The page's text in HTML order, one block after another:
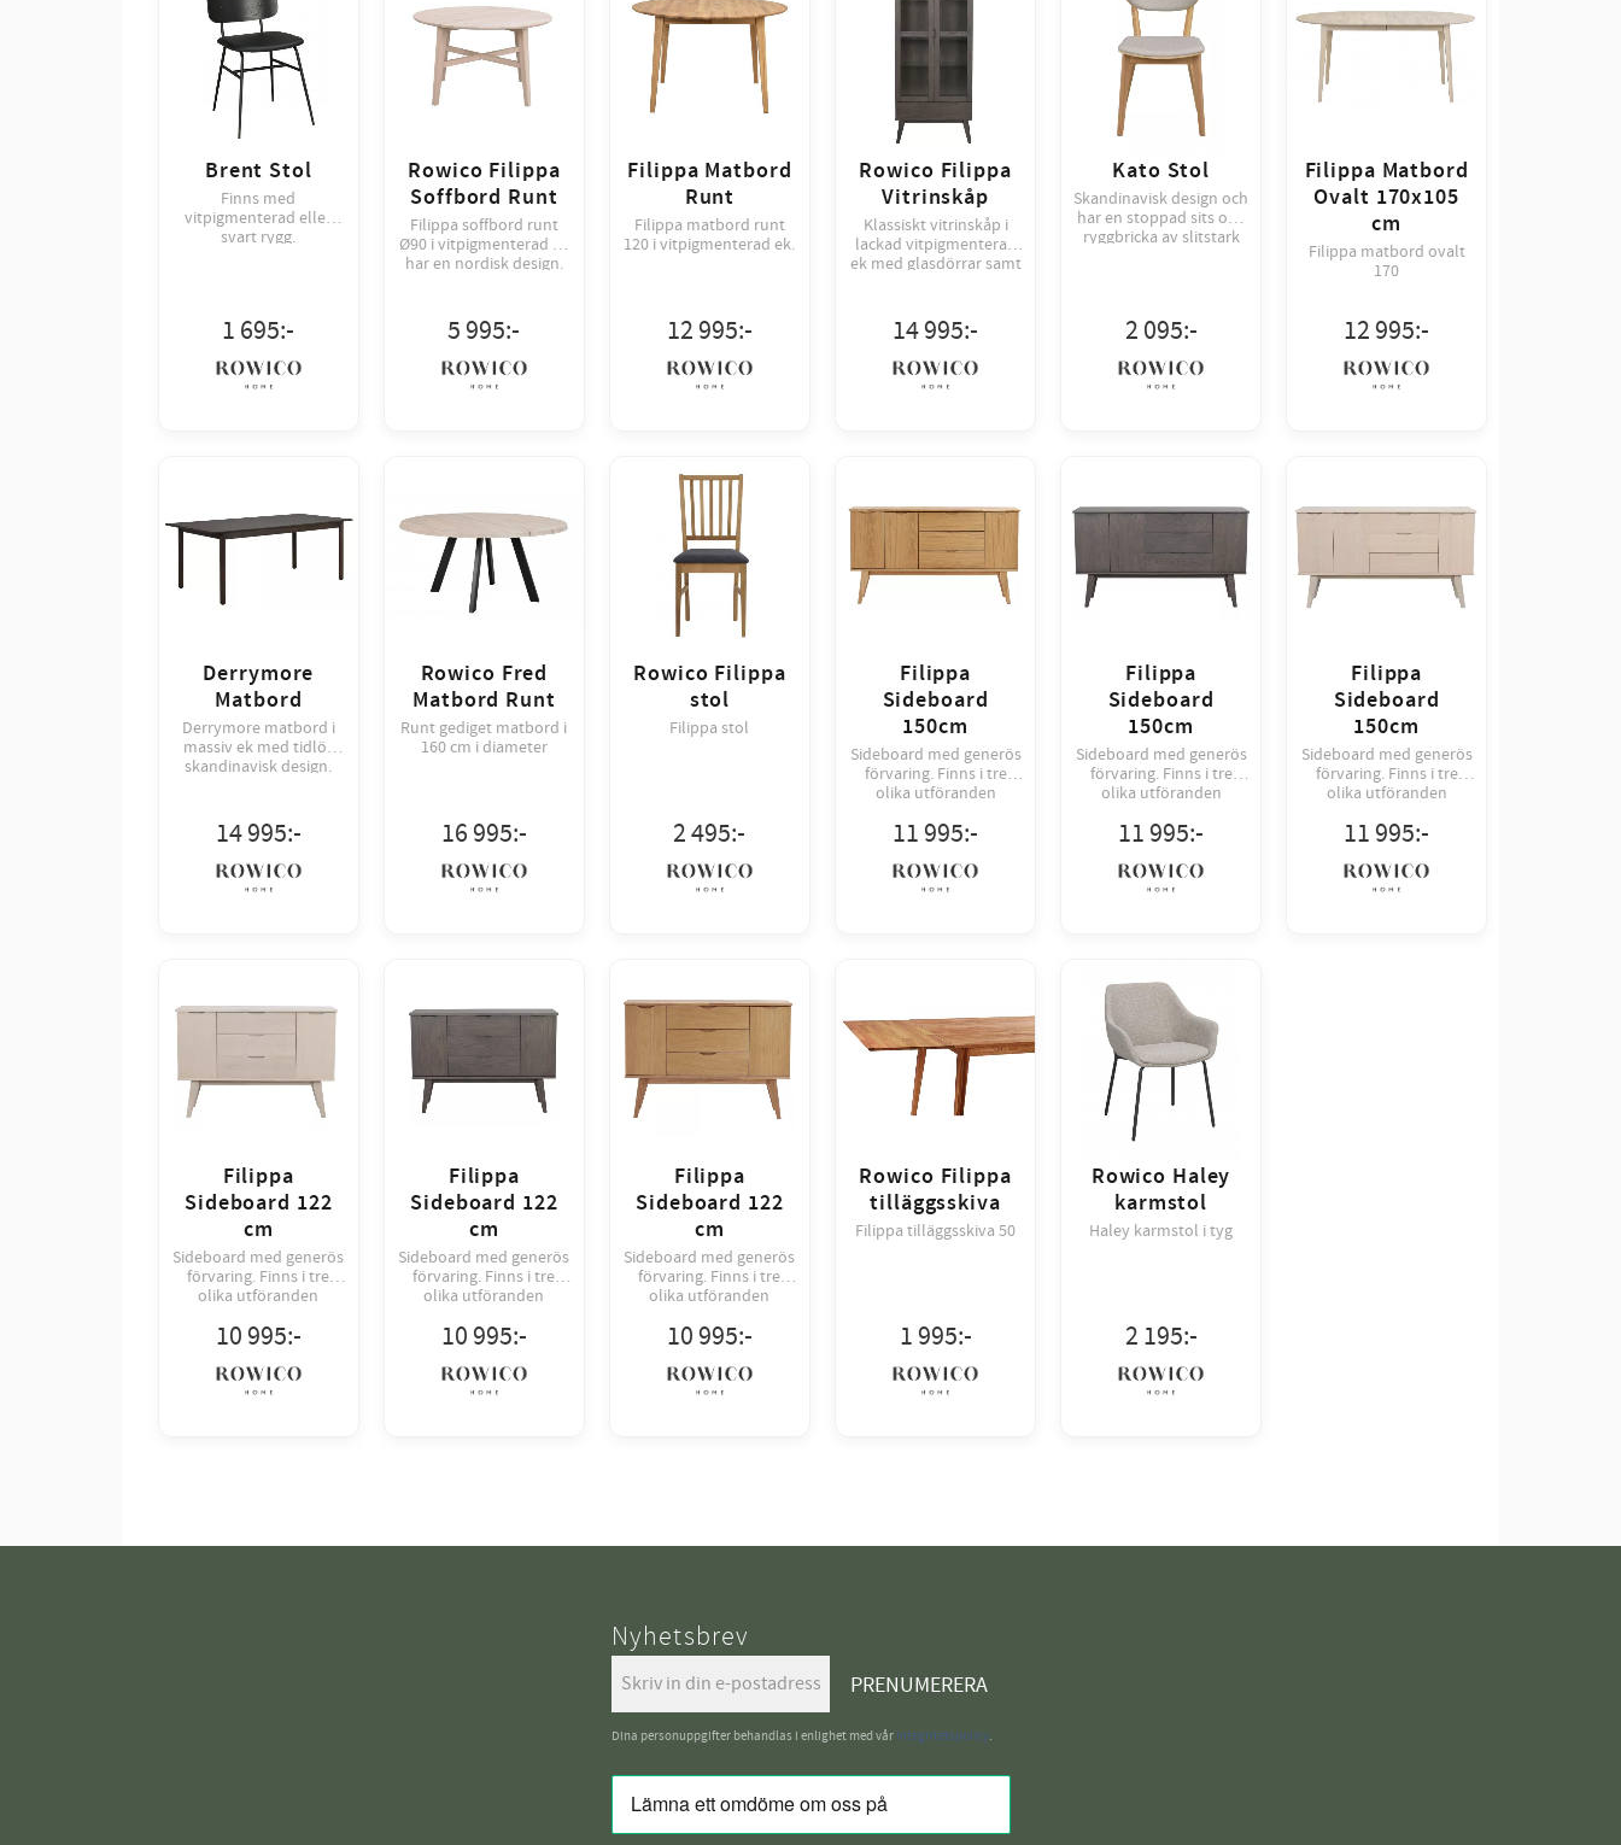
Brent Stol
Finns med
vitpigmenterad eller
svart rygg.
1 695:-
Rowico Filippa
Soffbord Runt
Filippa soffbord runt
Ø90 i vitpigmenterad ek
har en nordisk design.
5 995:-
Filippa Matbord
Runt
Filippa matbord runt
120 i vitpigmenterad ek.
12 995:-
Rowico Filippa
Vitrinskåp
Klassiskt vitrinskåp i
lackad vitpigmenterad
ek med glasdörrar samt
14 995:-
Kato Stol
Skandinavisk design och
har en stoppad sits och
ryggbricka av slitstark
2 095:-
Filippa Matbord
Ovalt 170x105
cm
Filippa matbord ovalt
170
12 995:-
Derrymore
Matbord
Derrymore matbord i
massiv ek med tidlös
skandinavisk design.
förlängas vid behov.
14 995:-
Rowico Fred
Matbord Runt
Runt gediget matbord i
160 cm i diameter
16 995:-
Rowico Filippa
stol
Filippa stol
2 495:-
Filippa
Sideboard
150cm
Sideboard med generös
förvaring. Finns i tre
olika utföranden
11 995:-
Filippa
Sideboard
150cm
Sideboard med generös
förvaring. Finns i tre
olika utföranden
11 995:-
Filippa
Sideboard
150cm
Sideboard med generös
förvaring. Finns i tre
olika utföranden
11 995:-
Filippa
Sideboard 122
cm
Sideboard med generös
förvaring. Finns i tre
olika utföranden
10 995:-
Filippa
Sideboard 122
cm
Sideboard med generös
förvaring. Finns i tre
olika utföranden
10 995:-
Filippa
Sideboard 122
cm
Sideboard med generös
förvaring. Finns i tre
olika utföranden
10 995:-
Rowico Filippa
tilläggsskiva
Filippa tilläggsskiva 50
1 995:-
Rowico Haley
karmstol
Haley karmstol i tyg
2 195:-
Nyhetsbrev
PRENUMERERA
Dina personuppgifter behandlas i enlighet med vår integritetspolicy.